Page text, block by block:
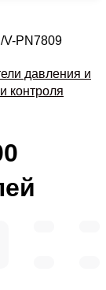
V-PN7809
давления и
контроля